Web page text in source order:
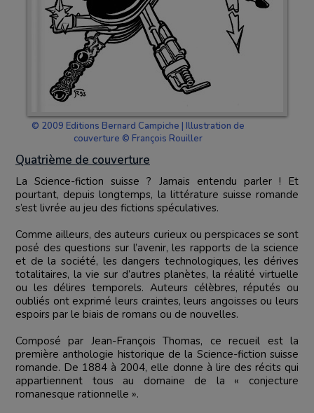
© 2009 Editions Bernard Campiche | Illustration de
couverture © François Rouiller
Quatrième de couverture
La Science-fiction suisse ? Jamais entendu parler ! Et
pourtant, depuis longtemps, la littérature suisse romande
s’est livrée au jeu des fictions spéculatives.
Comme ailleurs, des auteurs curieux ou perspicaces se sont
posé des questions sur l’avenir, les rapports de la science
et de la société, les dangers technologiques, les dérives
totalitaires, la vie sur d’autres planètes, la réalité virtuelle
ou les délires temporels. Auteurs célèbres, réputés ou
oubliés ont exprimé leurs craintes, leurs angoisses ou leurs
espoirs par le biais de romans ou de nouvelles.
Composé par Jean-François Thomas, ce recueil est la
première anthologie historique de la Science-fiction suisse
romande. De 1884 à 2004, elle donne à lire des récits qui
appartiennent tous au domaine de la « conjecture
romanesque rationnelle ».